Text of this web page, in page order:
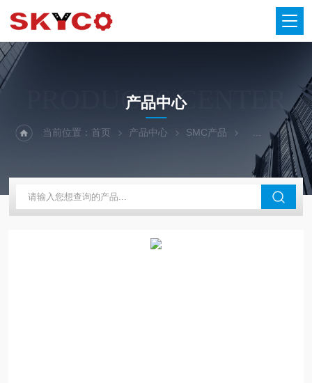
PRODUCTS CENTER
产品中心
当前位置：首页 产品中心 SMC产品 SMC比例阀